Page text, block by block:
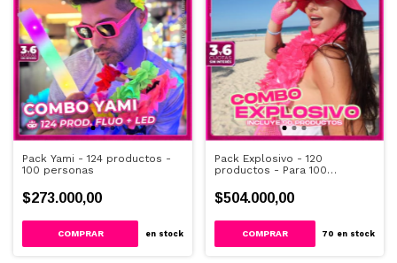
Pack Yami - 124 productos -
100 personas
$273.000,00
en stock
Pack Explosivo - 120
productos - Para 100
$504.000,00
70 en stock